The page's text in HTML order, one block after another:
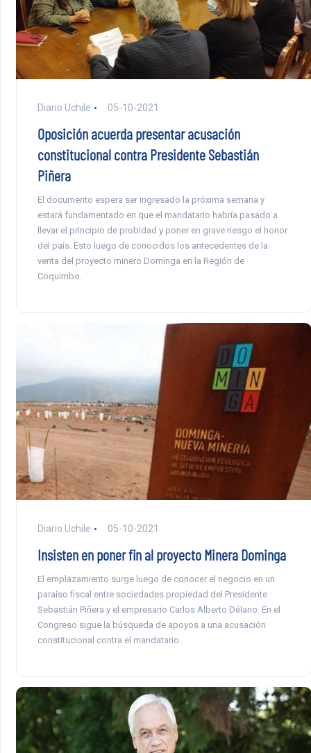
Diario Uchile 05-10-2021
Oposición acuerda presentar acusación
constitucional contra Presidente Sebastián
Piñera
El documento espera ser ingresado la próxima semana y
estará fundamentado en que el mandatario habría pasado a
llevar el principio de probidad y poner en grave riesgo el honor
del país. Esto luego de conocidos los antecedentes de la
venta del proyecto minero Dominga en la Región de
Coquimbo.
Diario Uchile 05-10-2021
Insisten en poner fin al proyecto Minera Dominga
El emplazamiento surge luego de conocer el negocio en un
paraíso fiscal entre sociedades propiedad del Presidente
Sebastián Piñera y el empresario Carlos Alberto Délano. En el
Congreso sigue la búsqueda de apoyos a una acusación
constitucional contra el mandatario.